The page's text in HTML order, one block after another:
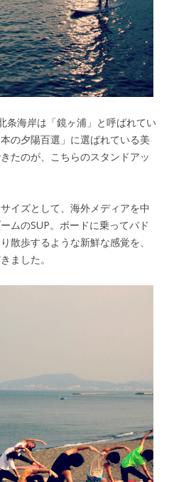
条海岸は「鏡ヶ浦」と呼ばれてい
の夕陽百選」に選ばれている美
たのが、こちらのスタンドアッ
イズとして、海外メディアを中
ムのSUP。ボードに乗ってパド
散歩するような新鮮な感覚を、
ました。